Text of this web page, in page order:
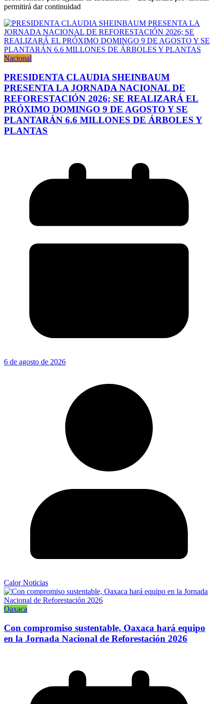
permitirá dar continuidad
Nacional
PRESIDENTA CLAUDIA SHEINBAUM
PRESENTA LA JORNADA NACIONAL DE
REFORESTACIÓN 2026; SE REALIZARÁ EL
PRÓXIMO DOMINGO 9 DE AGOSTO Y SE
PLANTARÁN 6.6 MILLONES DE ÁRBOLES Y
PLANTAS
6 de agosto de 2026
Calor Noticias
Oaxaca
Con compromiso sustentable, Oaxaca hará equipo
en la Jornada Nacional de Reforestación 2026